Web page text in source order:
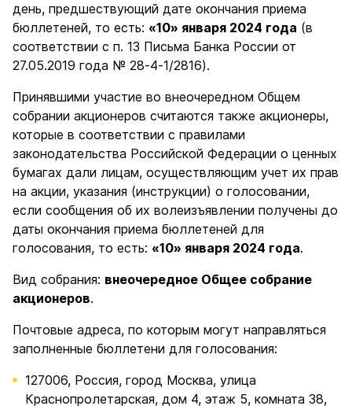
день, предшествующий дате окончания приема
бюллетеней, то есть: «10» января 2024 года (в
соответствии с п. 13 Письма Банка России от
27.05.2019 года № 28-4-1/2816).
Принявшими участие во внеочередном Общем
собрании акционеров считаются также акционеры,
которые в соответствии с правилами
законодательства Российской Федерации о ценных
бумагах дали лицам, осуществляющим учет их прав
на акции, указания (инструкции) о голосовании,
если сообщения об их волеизъявлении получены до
даты окончания приема бюллетеней для
голосования, то есть: «10» января 2024 года.
Вид собрания: внеочередное Общее собрание
акционеров.
Почтовые адреса, по которым могут направляться
заполненные бюллетени для голосования:
127006, Россия, город Москва, улица
Краснопролетарская, дом 4, этаж 5, комната 38,